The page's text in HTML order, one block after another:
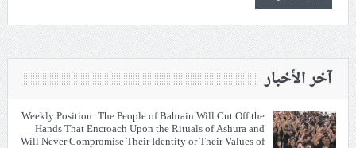
آخر الأخبار
Weekly Position: The People of Bahrain Will Cut Off the
Hands That Encroach Upon the Rituals of Ashura and
Will Never Compromise Their Identity or Their Values of